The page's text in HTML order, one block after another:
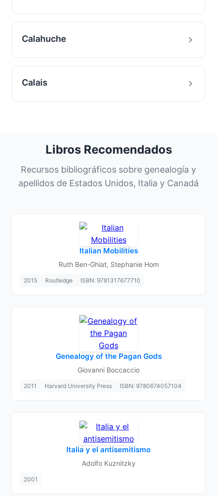
Calahuche
Calais
Libros Recomendados
Recursos bibliográficos sobre genealogía y
apellidos de Estados Unidos, Italia y Canadá
Italian Mobilities
Ruth Ben-Ghiat, Stephanie Hom
2015 Routledge ISBN: 9781317677710
Genealogy of the Pagan Gods
Giovanni Boccaccio
2011 Harvard University Press ISBN: 9780674057104
Italia y el antisemitismo
Adolfo Kuznitzky
2001